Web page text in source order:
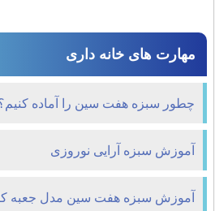
مهارت های خانه داری
چطور سبزه هفت سین را آماده
آموزش سبزه آرایی نوروزی
آموزش سبزه هفت سین مدل جعبه